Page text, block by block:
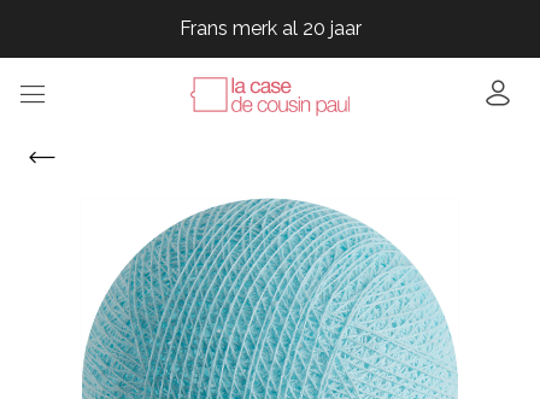
Frans merk al 20 jaar
Frans merk al 20 jaar
Frans merk al 20 jaar